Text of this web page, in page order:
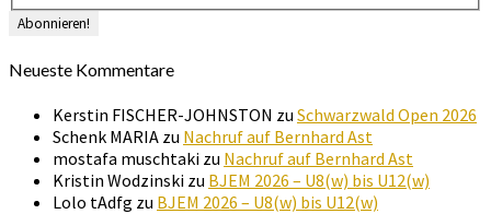
Neueste Kommentare
Kerstin FISCHER-JOHNSTON zu Schwarzwald Open 2026
Schenk MARIA zu Nachruf auf Bernhard Ast
mostafa muschtaki zu Nachruf auf Bernhard Ast
Kristin Wodzinski zu BJEM 2026 – U8(w) bis U12(w)
Lolo tAdfg zu BJEM 2026 – U8(w) bis U12(w)